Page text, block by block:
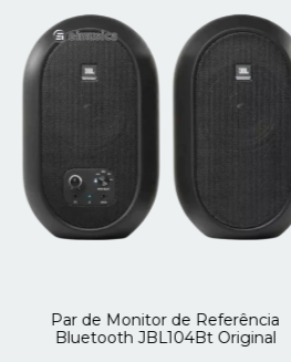
Par de Monitor de Referência
Bluetooth JBL104Bt Original